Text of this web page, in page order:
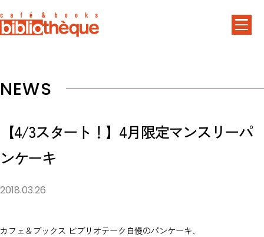
NEWS
【4/3スタート！】4月限定マンスリーパ
ンケーキ
2018.03.26
カフェ＆ブックス ビブリオテーク自慢のパンケーキ、